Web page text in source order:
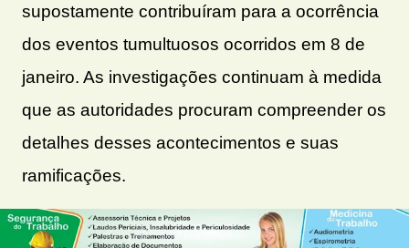
supostamente contribuíram para a ocorrência
dos eventos tumultuosos ocorridos em 8 de
janeiro. As investigações continuam à medida
que as autoridades procuram compreender os
detalhes desses acontecimentos e suas
ramificações.